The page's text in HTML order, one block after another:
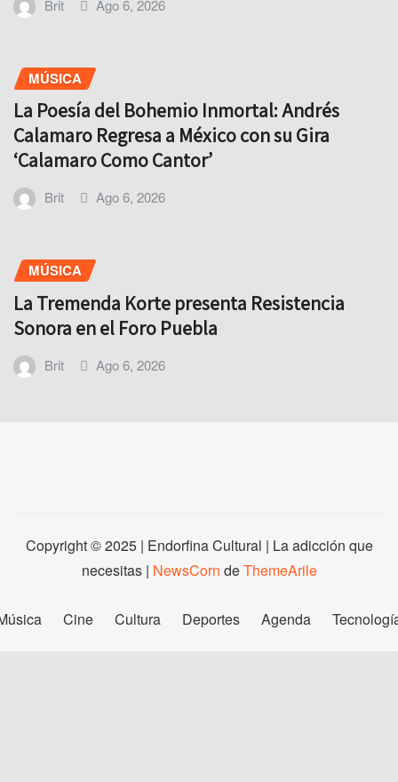
Brit Ago 6, 2026
MÚSICA
La Poesía del Bohemio Inmortal: Andrés
Calamaro Regresa a México con su Gira
‘Calamaro Como Cantor’
Brit Ago 6, 2026
MÚSICA
La Tremenda Korte presenta Resistencia
Sonora en el Foro Puebla
Brit Ago 6, 2026
Copyright © 2025 | Endorfina Cultural | La adicción que
necesitas | NewsCorn deThemeArile
Cine Cultura Deportes Agenda